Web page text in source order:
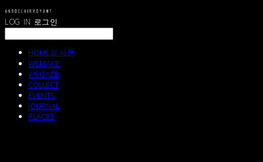
LOG IN 로그인
HOME의 사본
WEMAKE
WEGAZE
COLLECT
EVENTS
JOURNAL
PLACES